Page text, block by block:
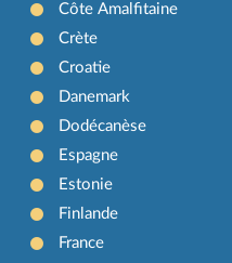
Côte Amalfitaine
Crète
Croatie
Danemark
Dodécanèse
Espagne
Estonie
Finlande
France